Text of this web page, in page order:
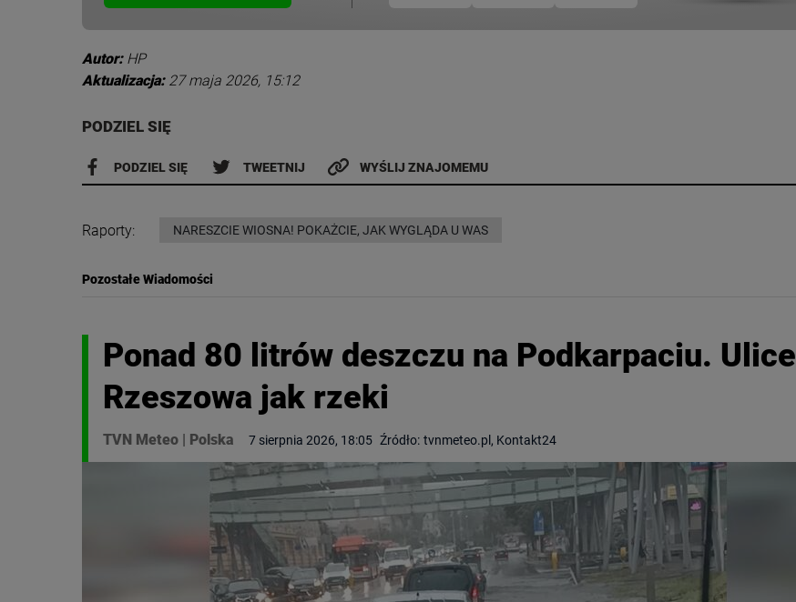
Autor: HP
Aktualizacja: 27 maja 2026, 15:12
PODZIEL SIĘ
PODZIEL SIĘ TWEETNIJ WYŚLIJ ZNAJOMEMU
Raporty: NARESZCIE WIOSNA! POKAŻCIE, JAK WYGLĄDA U WAS
Pozostałe Wiadomości
Ponad 80 litrów deszczu na Podkarpaciu. Ulice
Rzeszowa jak rzeki
TVN Meteo | Polska 7 sierpnia 2026, 18:05 Źródło: tvnmeteo.pl, Kontakt24